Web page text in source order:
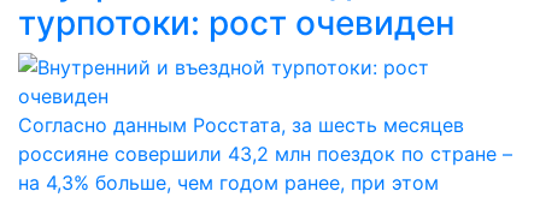
турпотоки: рост очевиден
Согласно данным Росстата, за шесть месяцев
россияне совершили 43,2 млн поездок по стране –
на 4,3% больше, чем годом ранее, при этом